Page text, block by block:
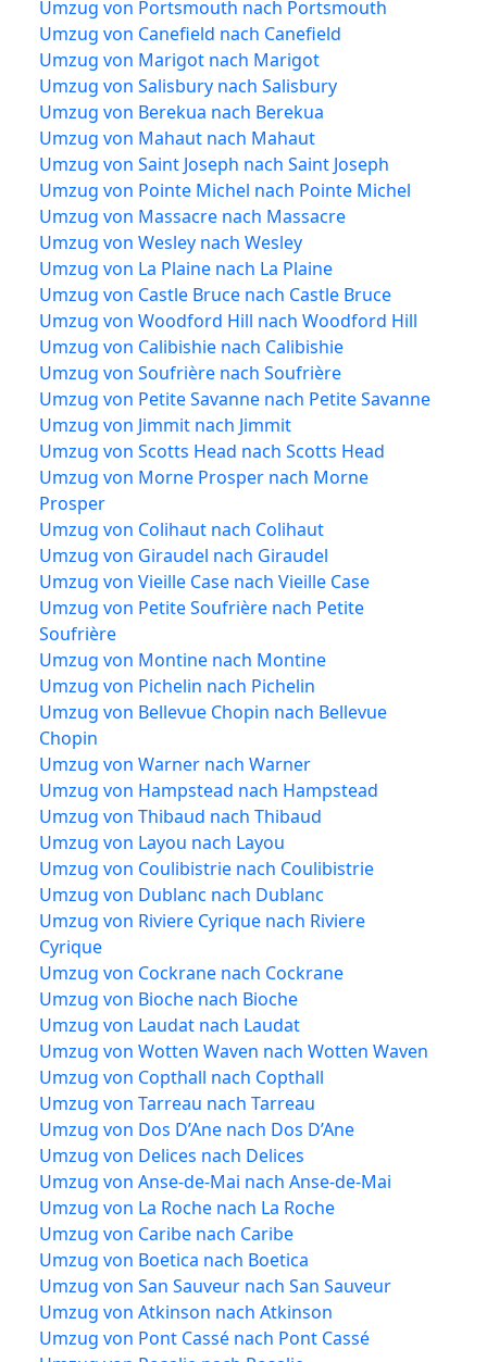
Umzug von Portsmouth nach Portsmouth
Umzug von Canefield nach Canefield
Umzug von Marigot nach Marigot
Umzug von Salisbury nach Salisbury
Umzug von Berekua nach Berekua
Umzug von Mahaut nach Mahaut
Umzug von Saint Joseph nach Saint Joseph
Umzug von Pointe Michel nach Pointe Michel
Umzug von Massacre nach Massacre
Umzug von Wesley nach Wesley
Umzug von La Plaine nach La Plaine
Umzug von Castle Bruce nach Castle Bruce
Umzug von Woodford Hill nach Woodford Hill
Umzug von Calibishie nach Calibishie
Umzug von Soufrière nach Soufrière
Umzug von Petite Savanne nach Petite Savanne
Umzug von Jimmit nach Jimmit
Umzug von Scotts Head nach Scotts Head
Umzug von Morne Prosper nach Morne
Prosper
Umzug von Colihaut nach Colihaut
Umzug von Giraudel nach Giraudel
Umzug von Vieille Case nach Vieille Case
Umzug von Petite Soufrière nach Petite
Soufrière
Umzug von Montine nach Montine
Umzug von Pichelin nach Pichelin
Umzug von Bellevue Chopin nach Bellevue
Chopin
Umzug von Warner nach Warner
Umzug von Hampstead nach Hampstead
Umzug von Thibaud nach Thibaud
Umzug von Layou nach Layou
Umzug von Coulibistrie nach Coulibistrie
Umzug von Dublanc nach Dublanc
Umzug von Riviere Cyrique nach Riviere
Cyrique
Umzug von Cockrane nach Cockrane
Umzug von Bioche nach Bioche
Umzug von Laudat nach Laudat
Umzug von Wotten Waven nach Wotten Waven
Umzug von Copthall nach Copthall
Umzug von Tarreau nach Tarreau
Umzug von Dos D’Ane nach Dos D’Ane
Umzug von Delices nach Delices
Umzug von Anse-de-Mai nach Anse-de-Mai
Umzug von La Roche nach La Roche
Umzug von Caribe nach Caribe
Umzug von Boetica nach Boetica
Umzug von San Sauveur nach San Sauveur
Umzug von Atkinson nach Atkinson
Umzug von Pont Cassé nach Pont Cassé